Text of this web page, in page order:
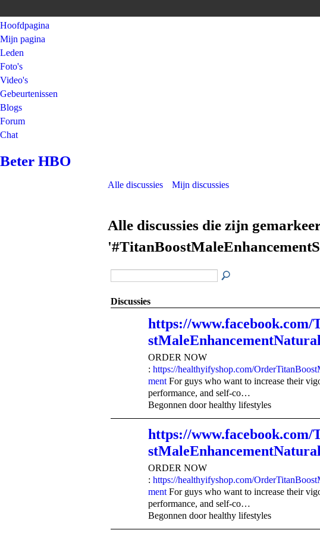
Hoofdpagina
Mijn pagina
Leden
Foto's
Video's
Gebeurtenissen
Blogs
Forum
Chat
Beter HBO
Alle discussies Mijn discussies
Alle discussies die zijn
Discussies
https://www.facebook.com/
ORDER NOW
: https://healthyifyshop.com/
ment For guys who want to increase their
performance, and self-co…
Begonnen door healthy lifestyles
https://www.facebook.com/
ORDER NOW
: https://healthyifyshop.com/
ment For guys who want to increase their
performance, and self-co…
Begonnen door healthy lifestyles